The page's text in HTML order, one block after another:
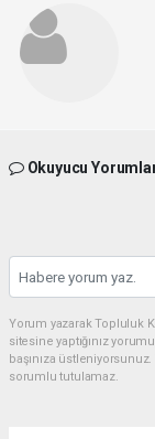
Okuyucu
Yorum yazarak Topluluk
sitesine yaptığınız
başınıza
sorumlu tutulamaz.